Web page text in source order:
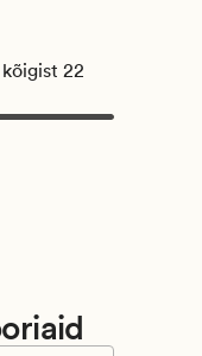
22